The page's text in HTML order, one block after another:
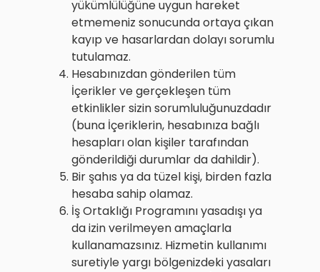
yükümlülüğüne uygun hareket
etmemeniz sonucunda ortaya çıkan
kayıp ve hasarlardan dolayı sorumlu
tutulamaz.
Hesabınızdan gönderilen tüm
İçerikler ve gerçekleşen tüm
etkinlikler sizin sorumluluğunuzdadır
(buna İçeriklerin, hesabınıza bağlı
hesapları olan kişiler tarafından
gönderildiği durumlar da dahildir).
Bir şahıs ya da tüzel kişi, birden fazla
hesaba sahip olamaz.
İş Ortaklığı Programını yasadışı ya
da izin verilmeyen amaçlarla
kullanamazsınız. Hizmetin kullanımı
suretiyle yargı bölgenizdeki yasaları